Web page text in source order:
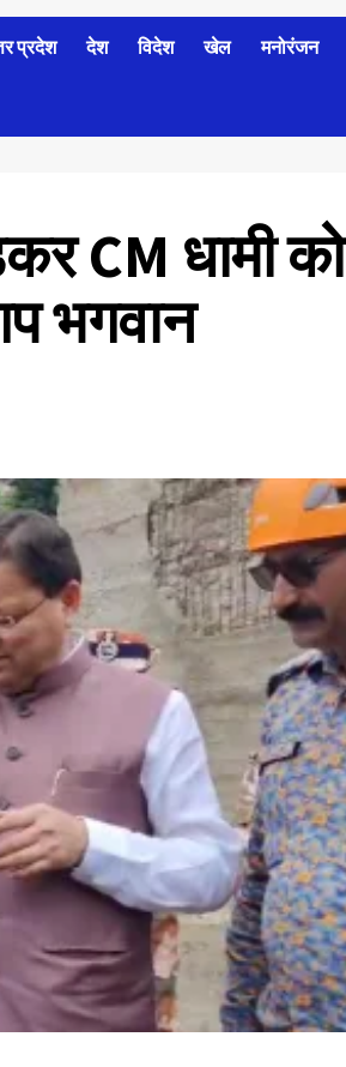
प्रदेश देश विदेश खेल मनोरंजन
CM धामी को
भगवान